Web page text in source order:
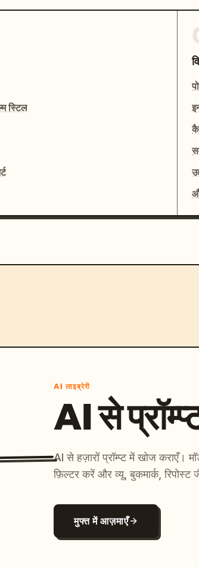
स्टिल
AI लाइब्रेरी
AI से
AI से हज़ारों प्रॉम्प्ट में खोज कराएँ।
फ़िल्टर करें और व्यू, बुकमार्क, रिपोस्ट
मुफ्त में आज़माएँ